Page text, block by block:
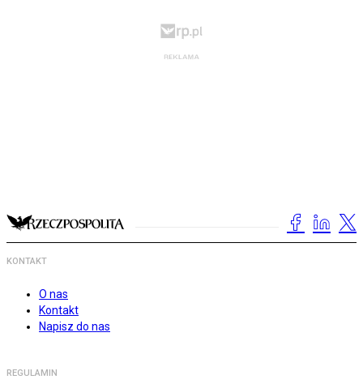
KONTAKT
O nas
Kontakt
Napisz do nas
REGULAMIN